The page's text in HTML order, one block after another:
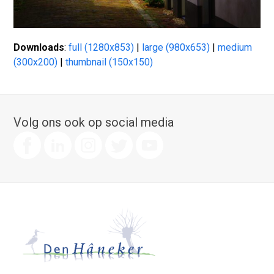
Downloads:full (1280x853) | large (980x653) |medium
(300x200) |thumbnail (150x150)
Volg ons ook op social media